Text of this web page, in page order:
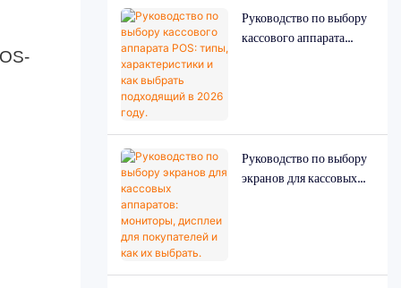
Руководство по выбору
кассового аппарата
Руководство по выбору
экранов для кассовых